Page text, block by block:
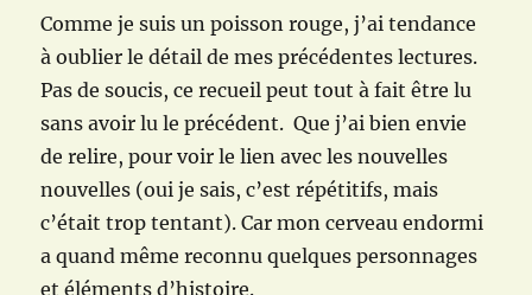
Comme je suis un poisson rouge, j’ai tendance
à oublier le détail de mes précédentes lectures.
Pas de soucis, ce recueil peut tout à fait être lu
sans avoir lu le précédent. Que j’ai bien envie
de relire, pour voir le lien avec les nouvelles
nouvelles (oui je sais, c’est répétitifs, mais
c’était trop tentant). Car mon cerveau endormi
a quand même reconnu quelques personnages
et éléments d’histoire.